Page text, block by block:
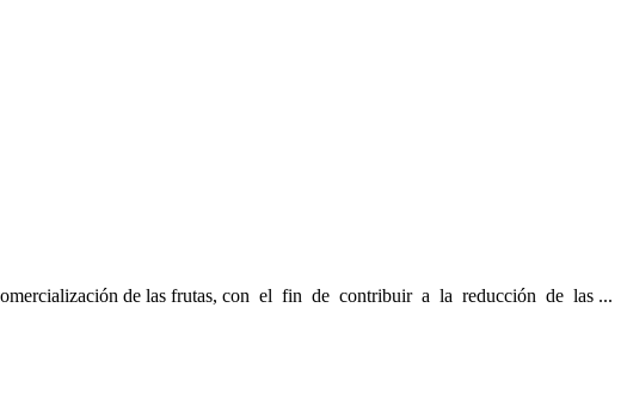
comercialización de las frutas, con el fin de contribuir a la reducción de las ...